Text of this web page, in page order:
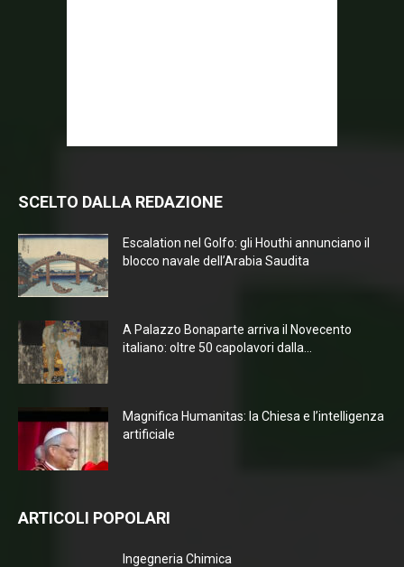
SCELTO DALLA REDAZIONE
Escalation nel Golfo: gli Houthi annunciano il
blocco navale dell’Arabia Saudita
A Palazzo Bonaparte arriva il Novecento
italiano: oltre 50 capolavori dalla...
Magnifica Humanitas: la Chiesa e l’intelligenza
artificiale
ARTICOLI POPOLARI
Ingegneria Chimica